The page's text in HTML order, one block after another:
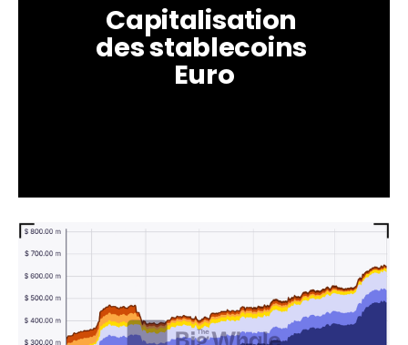
Capitalisation
des stablecoins
Euro